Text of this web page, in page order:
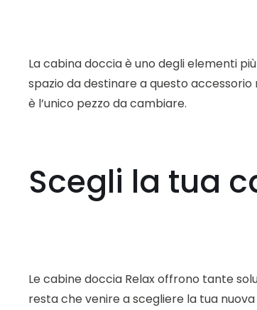
La cabina doccia è uno degli elementi
spazio da destinare a questo
è l’unico pezzo da cambiare.
Scegli la tua
Le cabine doccia Relax offrono tante
resta che venire a scegliere la tua